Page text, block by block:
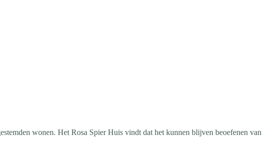
wonen. Het Rosa Spier Huis vindt dat het kunnen blijven beoefenen van